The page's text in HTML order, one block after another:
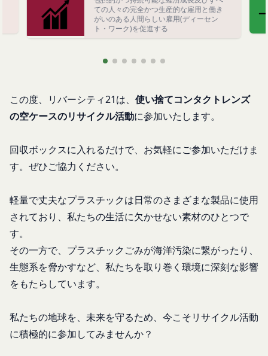
ての人々の完全かつ生産的な雇用と働き
がいのある人間らしい雇用(ディーセン
ト・ワーク)を促進する
この度、リバーシティ21は、 使い捨てコンタクトレンズ
の空ケースのリサイクル活動に参加いたします。
回収ボックスに入れるだけで、 お気軽にご参加いただけま
す。ぜひご協力ください。
軽量で丈夫なプラスチックは日常のさまざまな製品に使用
されており、私たちの生活に欠かせない素材のひとつで
す。
その一方で、プラスチックごみが海洋汚染に繋がったり、
生態系を脅かすなど、私たちを取り巻く環境に深刻な影響
をもたらしています。
私たちの地球を、未来を守るため、今こそリサイクル活動
に積極的に参加してみませんか？
当社が各サービスにおいて取得すると定めた情報
お客様が、端末または携帯端末上で当社のサービス
号、国、およびユーザー名、もしくはメールアドレ
スなど、お客様が提供することを選択したその他の
お客様が、端末または携帯端末上で当社のサービス
を利用し、そこで位置情報を提供することを認めた
あります。通常はお客様のブラウザや端末の設定に
より無効にすることができますが、無効にした場合
ことがあります。
お客様のアクションに関する情報
お客様が、当社のサービスを利用する際、直接当社
に提供した情報および当社のサービスを提供してい
当社は取得・保管することがあります。お客様のサ
ービスご利用状況、他の利用者との交流に関する情
「会員」
本規約の内容の全てを承認いただいた上、本サービ
れを承認した特定の法人、団体、個人をいいます。
本サービスの利用を希望する法人、団体、個人をい
います。
「会員登録」
本サービスの利用登録をいいます。
「登録情報」
が定める情報、本サービス利用中に当社が必要と判
断して登録を求めた情報及びこれらの情報について
いいます。
「アカウント」
各会員が保有する、本サービスの利用に関する権利
の総体をいいます。
登録情報と組み合わせて、会員とその他の者とを識
別するために用いられる符号をいいます。